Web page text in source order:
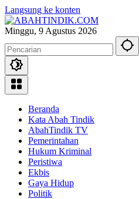
Langsung ke konten
Minggu, 9 Agustus 2026
Beranda
Kata Abah Tindik
AbahTindik TV
Pemerintahan
Hukum Kriminal
Peristiwa
Ekbis
Gaya Hidup
Politik